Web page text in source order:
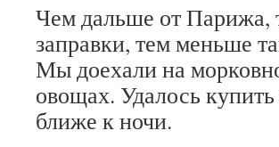
Чем дальше от Парижа,
заправки, тем меньше
Мы доехали на
овощах. Удалось
ближе к ночи.